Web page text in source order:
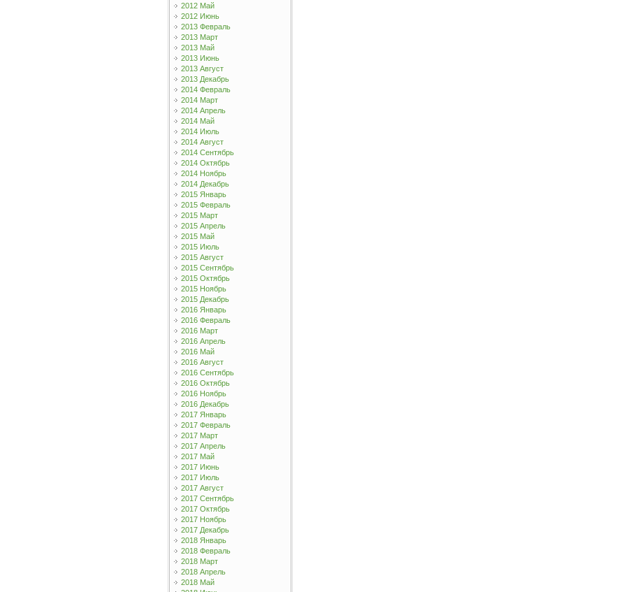
2012 Май
2012 Июнь
2013 Февраль
2013 Март
2013 Май
2013 Июнь
2013 Август
2013 Декабрь
2014 Февраль
2014 Март
2014 Апрель
2014 Май
2014 Июль
2014 Август
2014 Сентябрь
2014 Октябрь
2014 Ноябрь
2014 Декабрь
2015 Январь
2015 Февраль
2015 Март
2015 Апрель
2015 Май
2015 Июль
2015 Август
2015 Сентябрь
2015 Октябрь
2015 Ноябрь
2015 Декабрь
2016 Январь
2016 Февраль
2016 Март
2016 Апрель
2016 Май
2016 Август
2016 Сентябрь
2016 Октябрь
2016 Ноябрь
2016 Декабрь
2017 Январь
2017 Февраль
2017 Март
2017 Апрель
2017 Май
2017 Июнь
2017 Июль
2017 Август
2017 Сентябрь
2017 Октябрь
2017 Ноябрь
2017 Декабрь
2018 Январь
2018 Февраль
2018 Март
2018 Апрель
2018 Май